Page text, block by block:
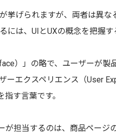
げられますが、両者は異な
は、UIとUXの概念を把握す
）」の略で、ユーザーが製
エクスペリエンス（User
す言葉です。
が担当するのは、商品ページ